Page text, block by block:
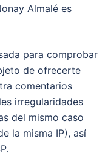
Almalé es
para comprobar
de ofrecerte
comentarios
irregularidades
del mismo caso
la misma IP), así